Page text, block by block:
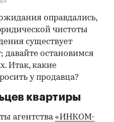
оправдались,
чистоты
существует
давайте остановимся
Итак, какие
у продавца?
квартиры
агентства«ИНКОМ-